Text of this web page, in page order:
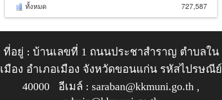
ทั้งหมด 727,587
ที่อยู่ : บ้านเลขที่ 1 ถนนประชาสำราญ ตำบลใน
เมือง อำเภอเมือง จังหวัดขอนแก่น รหัสไปรษณีย์
40000 อีเมล์ : saraban@kkmuni.go.th ,